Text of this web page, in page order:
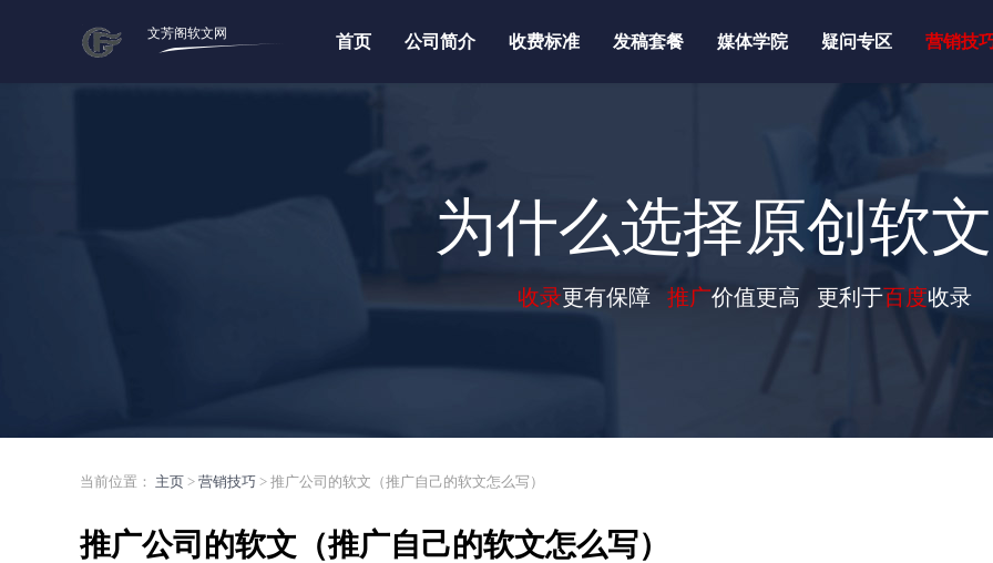
文芳阁软文网 首页 公司简介 收费标准 发稿套餐 媒体学院 疑问专区 营销技
为什么选择原创软
收录更有保障 推广价值更高 更利于百度收录
当前位置： 主页 > 营销技巧 > 推广公司的软文（推广自己的软文怎么写）
推广公司的软文（推广自己的软文怎么写）